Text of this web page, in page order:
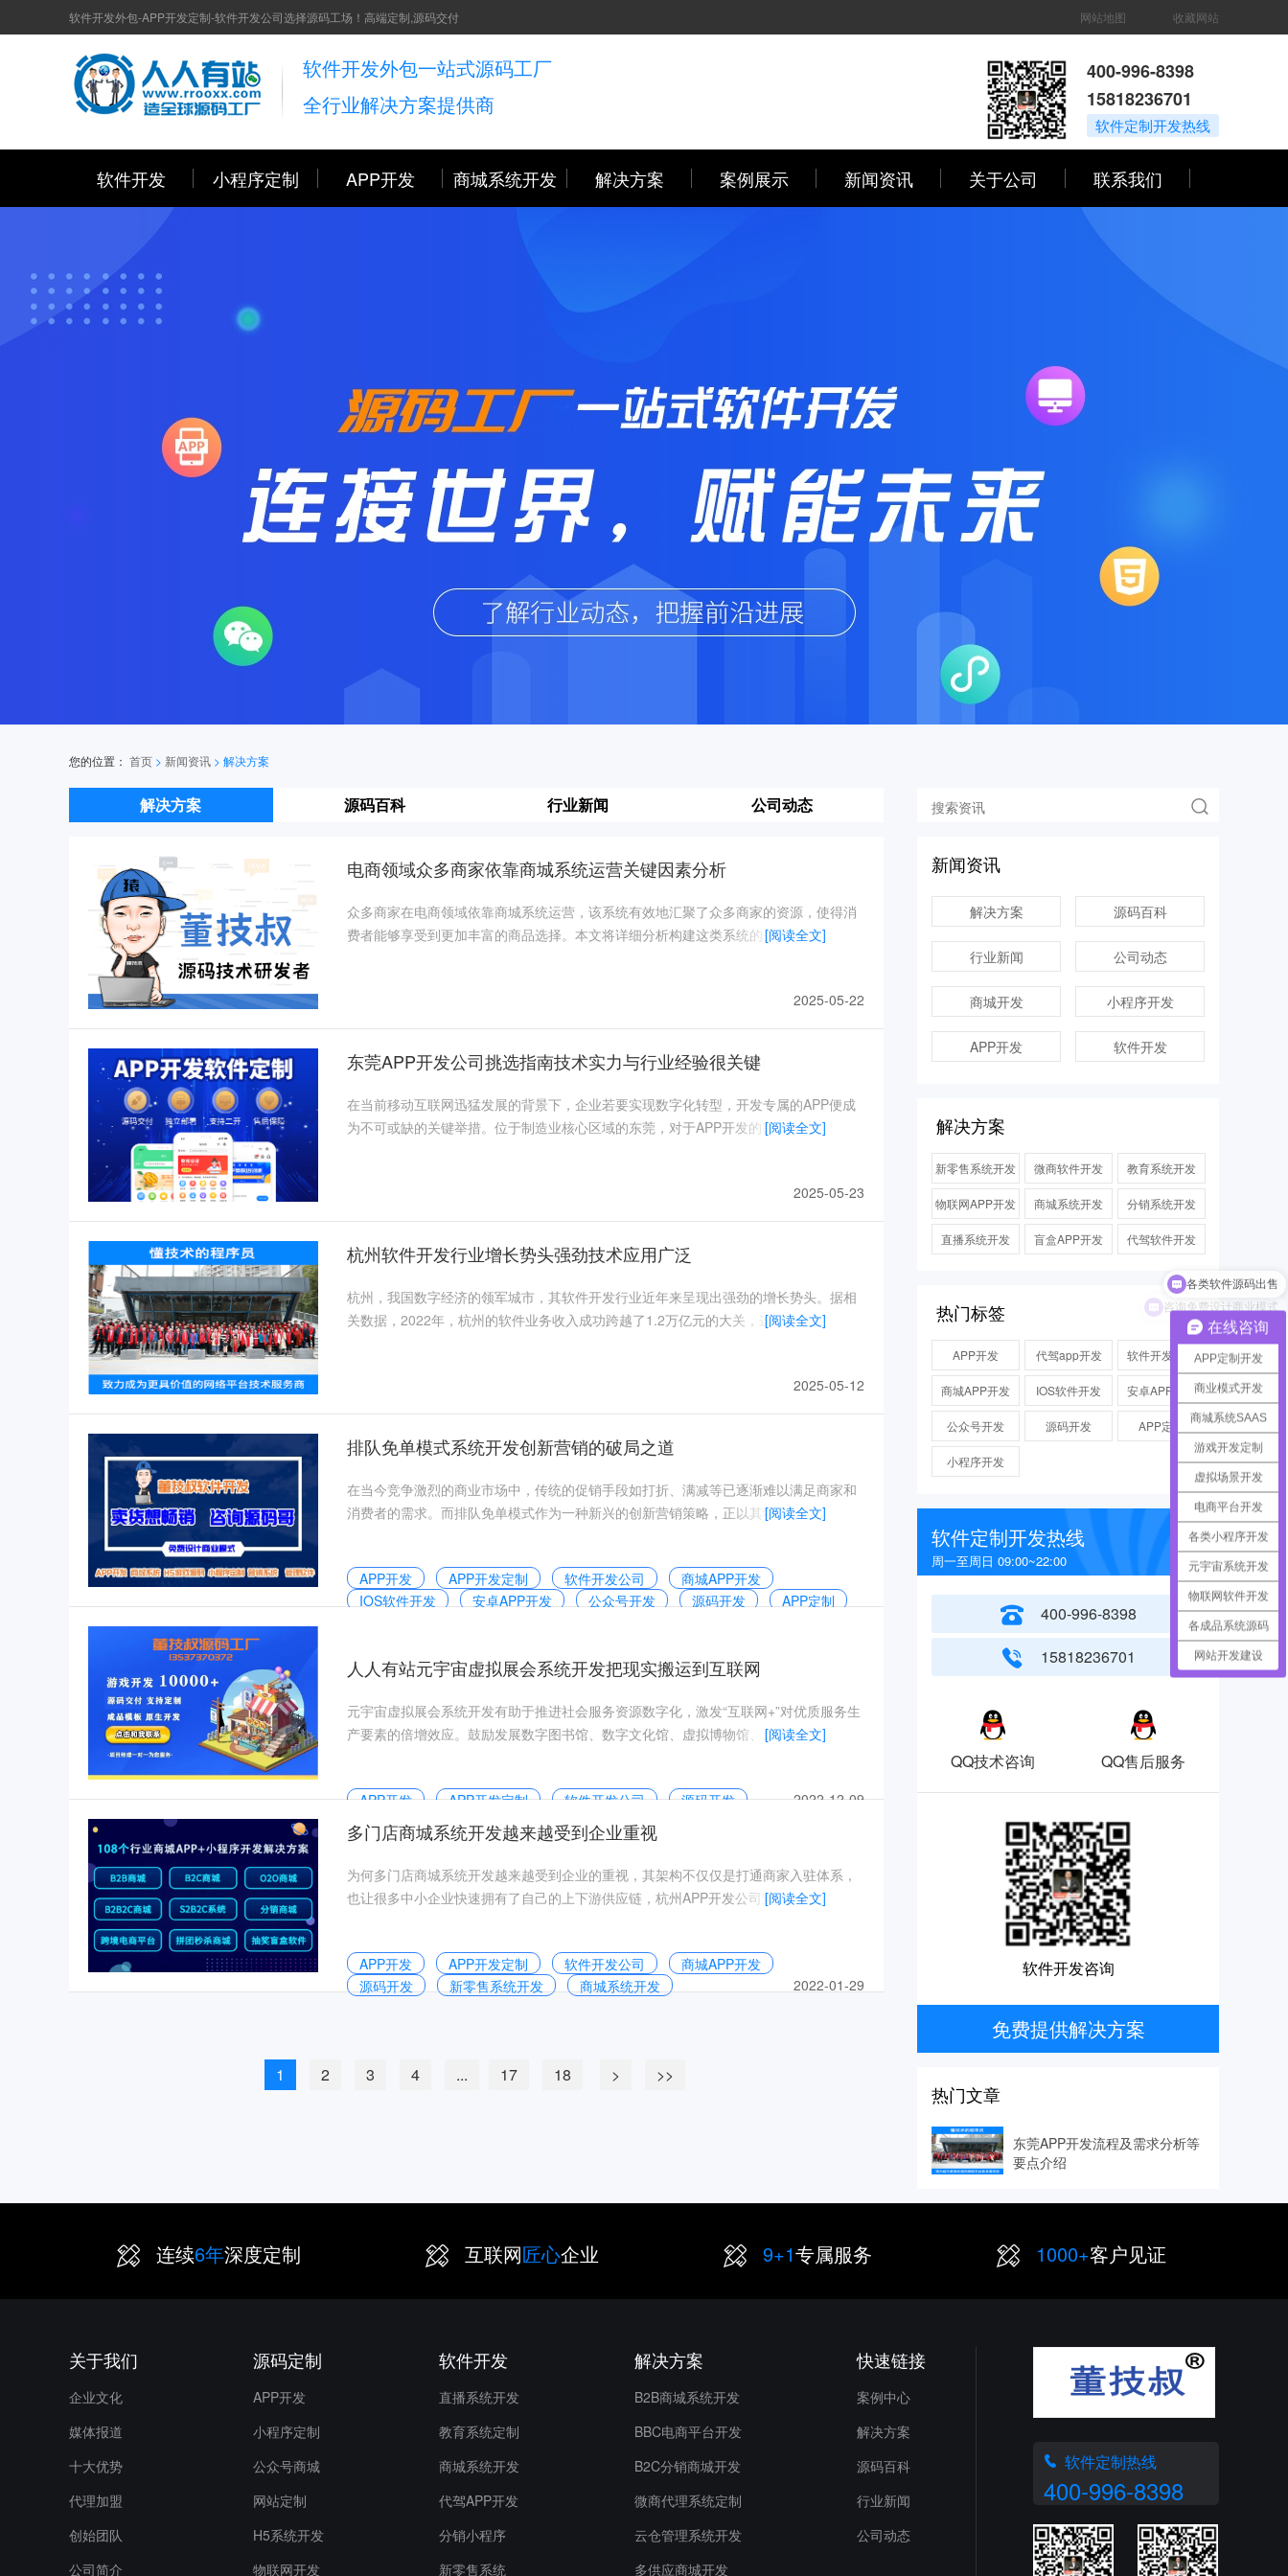
软件开发外包-APP开发定制-软件开发公司选择源码工场！高端定制,源码交付 网站地图 收藏网站
软件开发外包一站式源码工厂
全行业解决方案提供商
400-996-8398
15818236701
软件定制开发热线
软件开发 小程序定制 APP开发 商城系统开发 解决方案 案例展示 新闻资讯 关于公司 联系我们
您的位置： 首页 > 新闻资讯 > 解决方案
解决方案 源码百科 行业新闻 公司动态
电商领域众多商家依靠商城系统运营关键因素分析
众多商家在电商领域依靠商城系统运营，该系统有效地汇聚了众多商家的资源，使得消
费者能够享受到更加丰富的商品选择。本文将详细分析构建这类系统的关键因素。1
[阅读全文]
2025-05-22
东莞APP开发公司挑选指南技术实力与行业经验很关键
在当前移动互联网迅猛发展的背景下，企业若要实现数字化转型，开发专属的APP便成
为不可或缺的关键举措。位于制造业核心区域的东莞，对于APP开发的需求持续攀升
[阅读全文]
2025-05-23
杭州软件开发行业增长势头强劲技术应用广泛
杭州，我国数字经济的领军城市，其软件开发行业近年来呈现出强劲的增长势头。据相
关数据，2022年，杭州的软件业务收入成功跨越了1.2万亿元的大关，这一数字较上年
[阅读全文]
2025-05-12
排队免单模式系统开发创新营销的破局之道
在当今竞争激烈的商业市场中，传统的促销手段如打折、满减等已逐渐难以满足商家和
消费者的需求。而排队免单模式作为一种新兴的创新营销策略，正以其独特的优势和魅
[阅读全文]
APP开发 APP开发定制 软件开发公司
商城APP开发
IOS软件开发
安卓APP开发 公众号开发 源码开发
APP定制
人人有站元宇宙虚拟展会系统开发把现实搬运到互联网
元宇宙虚拟展会系统开发有助于推进社会服务资源数字化，激发“互联网+”对优质服务生
产要素的倍增效应。鼓励发展数字图书馆、数字文化馆、虚拟博物馆、虚拟体育场馆
[阅读全文]
APP开发 APP开发定制 软件开发公司 源码开发 2022-12-09
多门店商城系统开发越来越受到企业重视
为何多门店商城系统开发越来越受到企业的重视，其架构不仅仅是打通商家入驻体系，
也让很多中小企业快速拥有了自己的上下游供应链，杭州APP开发公司董技叔源码哥开
[阅读全文]
APP开发 APP开发定制 软件开发公司
商城APP开发
源码开发
新零售系统开发 商城系统开发 2022-01-29
1 2 3 4 ... 17 18 > >>
新闻资讯
解决方案 源码百科
行业新闻 公司动态
商城开发 小程序开发
APP开发 软件开发
解决方案
新零售系统开发 微商软件开发 教育系统开发
物联网APP开发 商城系统开发 分销系统开发
直播系统开发 盲盒APP开发 代驾软件开发
热门标签
APP开发 代驾app开发 软件开发公司
商城APP开发 IOS软件开发 安卓APP开发
公众号开发 源码开发 APP定制
小程序开发
软件定制开发热线
周一至周日 09:00~22:00
400-996-8398
15818236701
QQ技术咨询 QQ售后服务
软件开发咨询
免费提供解决方案
热门文章
东莞APP开发流程及需求分析等
要点介绍
连续6年深度定制 互联网匠心企业 9+1专属服务 1000+客户见证
关于我们
企业文化
媒体报道
十大优势
代理加盟
创始团队
公司简介
源码定制
APP开发
小程序定制
公众号商城
网站定制
H5系统开发
物联网开发
软件开发
直播系统开发
教育系统定制
商城系统开发
代驾APP开发
分销小程序
新零售系统
解决方案
B2B商城系统开发
BBC电商平台开发
B2C分销商城开发
微商代理系统定制
云仓管理系统开发
多供应商城开发
快速链接
案例中心
解决方案
源码百科
行业新闻
公司动态
软件定制热线
400-996-8398
在线咨询
APP定制开发
商业模式开发
商城系统SAAS
游戏开发定制
虚拟场景开发
电商平台开发
各类小程序开发
元宇宙系统开发
物联网软件开发
各成品系统源码
网站开发建设
各类软件源码出售
咨询免费设计商业模式